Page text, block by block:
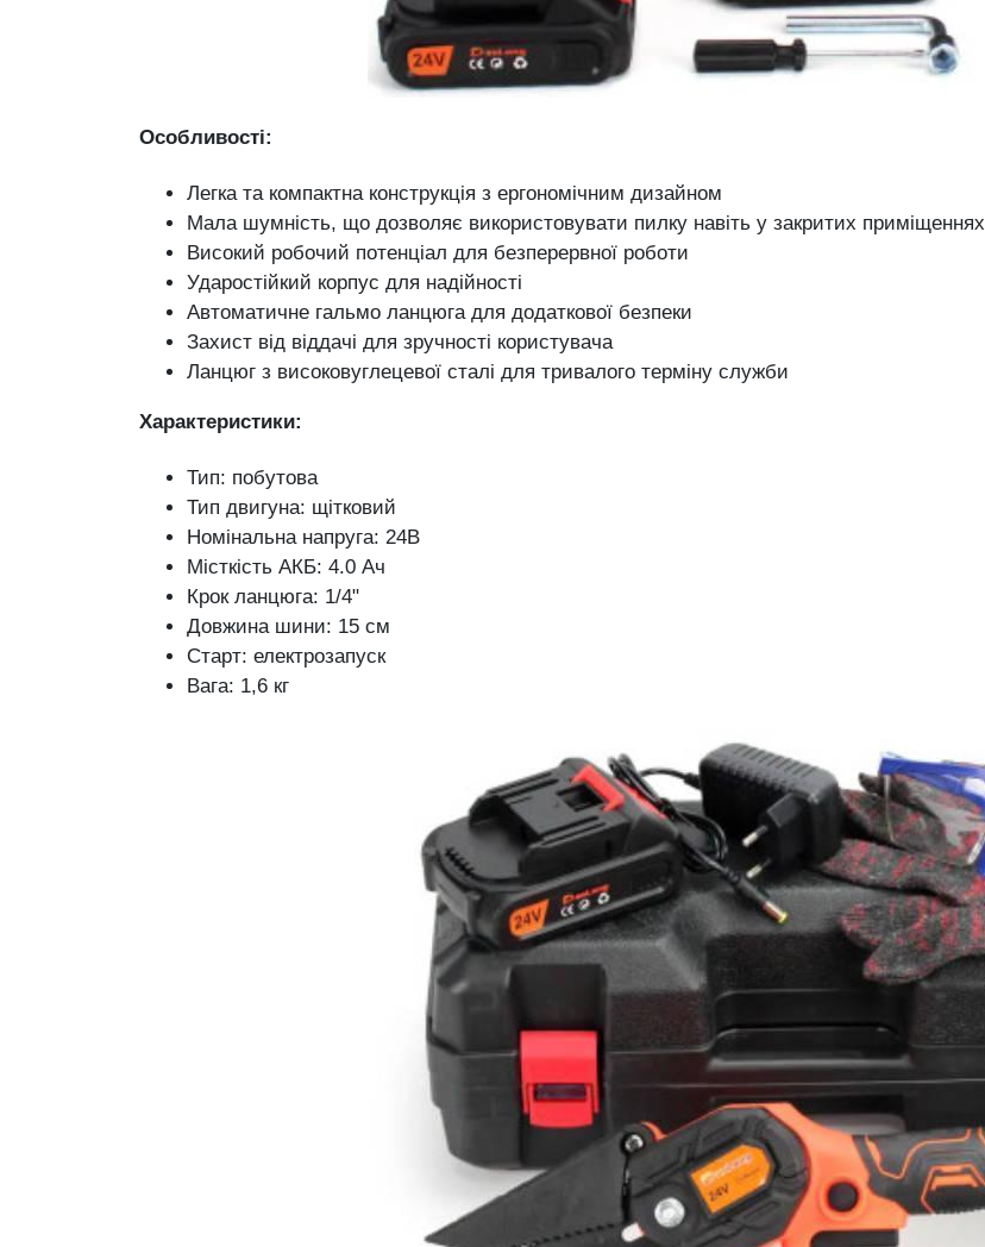
Особливості:
Легка та компактна конструкція з ергономічним дизайном
Мала шумність, що дозволяє використовувати пилку навіть у закритих приміщеннях
Високий робочий потенціал для безперервної роботи
Ударостійкий корпус для надійності
Автоматичне гальмо ланцюга для додаткової безпеки
Захист від віддачі для зручності користувача
Ланцюг з високовуглецевої сталі для тривалого терміну служби
Характеристики:
Тип: побутова
Тип двигуна: щітковий
Номінальна напруга: 24В
Місткість АКБ: 4.0 Ач
Крок ланцюга: 1/4"
Довжина шини: 15 см
Старт: електрозапуск
Вага: 1,6 кг